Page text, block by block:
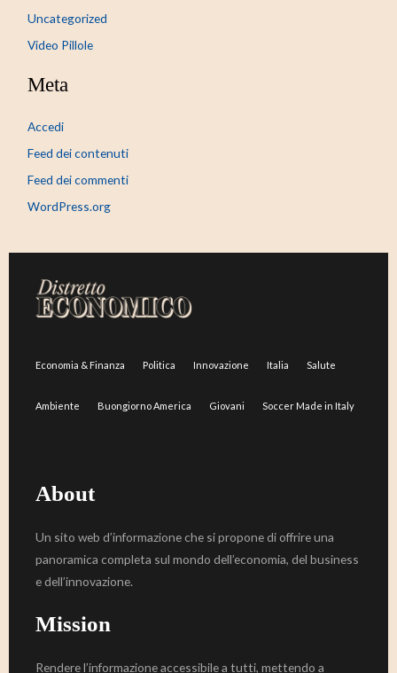
Uncategorized
Video Pillole
Meta
Accedi
Feed dei contenuti
Feed dei commenti
WordPress.org
Economia & Finanza Politica Innovazione Italia Salute
Ambiente Buongiorno America Giovani Soccer Made in Italy
About
Un sito web d’informazione che si propone di offrire una
panoramica completa sul mondo dell’economia, del business
e dell’innovazione.
Mission
Rendere l’informazione accessibile a tutti, mettendo a